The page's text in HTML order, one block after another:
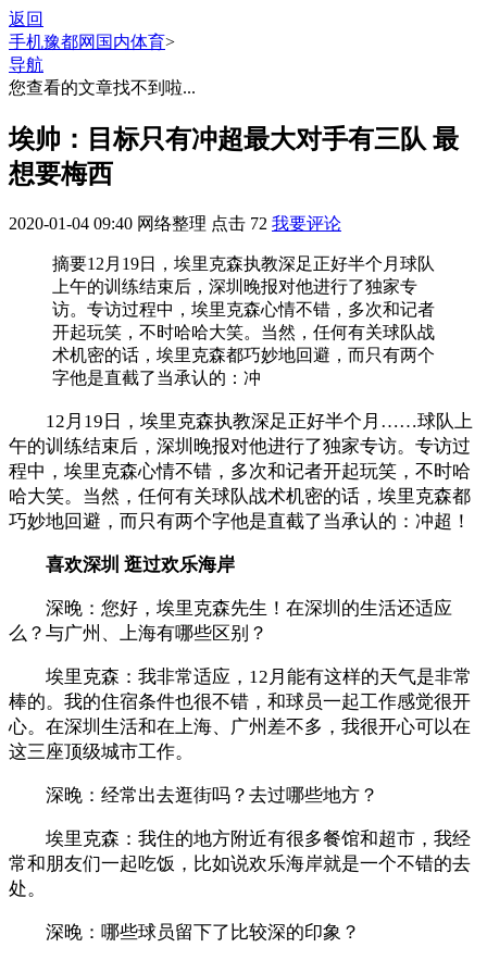
返回
手机豫都网 国内体育>
导航
您查看的文章找不到啦...
埃帅：目标只有冲超最大对手有三队 最
想要梅西
2020-01-04 09:40 网络整理 点击 72 我要评论
摘要12月19日，埃里克森执教深足正好半个月球队
上午的训练结束后，深圳晚报对他进行了独家专
访。专访过程中，埃里克森心情不错，多次和记者
开起玩笑，不时哈哈大笑。当然，任何有关球队战
术机密的话，埃里克森都巧妙地回避，而只有两个
字他是直截了当承认的：冲
12月19日，埃里克森执教深足正好半个月……球队上
午的训练结束后，深圳晚报对他进行了独家专访。专访过
程中，埃里克森心情不错，多次和记者开起玩笑，不时哈
哈大笑。当然，任何有关球队战术机密的话，埃里克森都
巧妙地回避，而只有两个字他是直截了当承认的：冲超！
喜欢深圳 逛过欢乐海岸
深晚：您好，埃里克森先生！在深圳的生活还适应
么？与广州、上海有哪些区别？
埃里克森：我非常适应，12月能有这样的天气是非常
棒的。我的住宿条件也很不错，和球员一起工作感觉很开
心。在深圳生活和在上海、广州差不多，我很开心可以在
这三座顶级城市工作。
深晚：经常出去逛街吗？去过哪些地方？
埃里克森：我住的地方附近有很多餐馆和超市，我经
常和朋友们一起吃饭，比如说欢乐海岸就是一个不错的去
处。
深晚：哪些球员留下了比较深的印象？